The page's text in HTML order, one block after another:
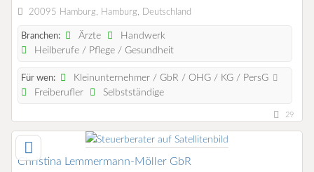
20095 Hamburg, Hamburg, Deutschland
Branchen: Ärzte
Handwerk
Heilberufe / Pflege / Gesundheit
Für wen:
Kleinunternehmer / GbR / OHG / KG / PersG
Freiberufler
Selbstständige
29
Christina Lemmermann-Möller GbR